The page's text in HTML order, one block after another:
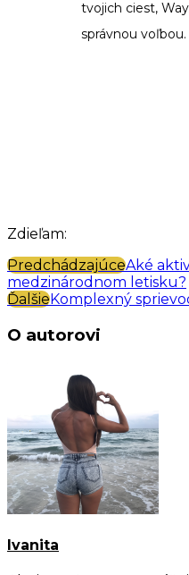
tvojich ciest,
správnou voľbou.
Zdieľam:
PredchádzajúceAké
medzinárodnom letisku?
ĎalšieKomplexný
O autorovi
Ivanita